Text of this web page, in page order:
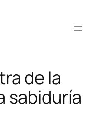
de la
sabiduría